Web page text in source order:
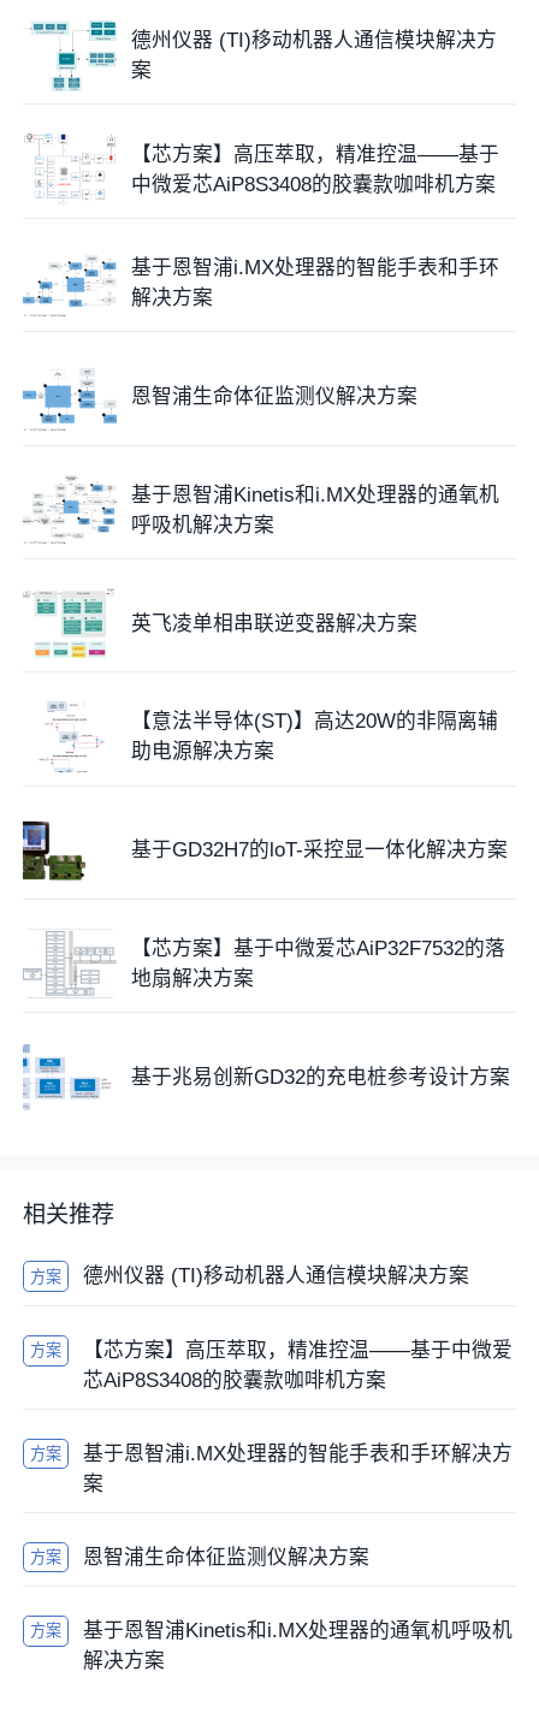
德州仪器 (TI)移动机器人通信模块解决方
案
【芯方案】高压萃取，精准控温——基于
中微爱芯AiP8S3408的胶囊款咖啡机方案
基于恩智浦i.MX处理器的智能手表和手环
解决方案
恩智浦生命体征监测仪解决方案
基于恩智浦Kinetis和i.MX处理器的通氧机
呼吸机解决方案
英飞凌单相串联逆变器解决方案
【意法半导体(ST)】高达20W的非隔离辅
助电源解决方案
基于GD32H7的loT-采控显一体化解决方案
【芯方案】基于中微爱芯AiP32F7532的落
地扇解决方案
基于兆易创新GD32的充电桩参考设计方案
相关推荐
方案 德州仪器 (TI)移动机器人通信模块解决方案
方案
【芯方案】高压萃取，精准控温——基于中微爱
芯AiP8S3408的胶囊款咖啡机方案
方案
基于恩智浦i.MX处理器的智能手表和手环解决方
案
方案 恩智浦生命体征监测仪解决方案
方案
基于恩智浦Kinetis和i.MX处理器的通氧机呼吸机
解决方案